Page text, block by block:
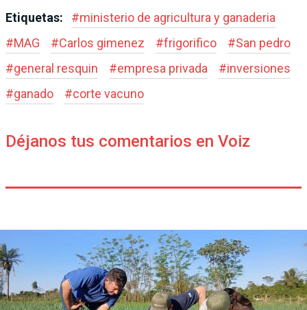
Etiquetas: #ministerio de agricultura y ganaderia
#MAG #Carlos gimenez #frigorifico #San pedro
#general resquin #empresa privada #inversiones
#ganado #corte vacuno
Déjanos tus comentarios en Voiz